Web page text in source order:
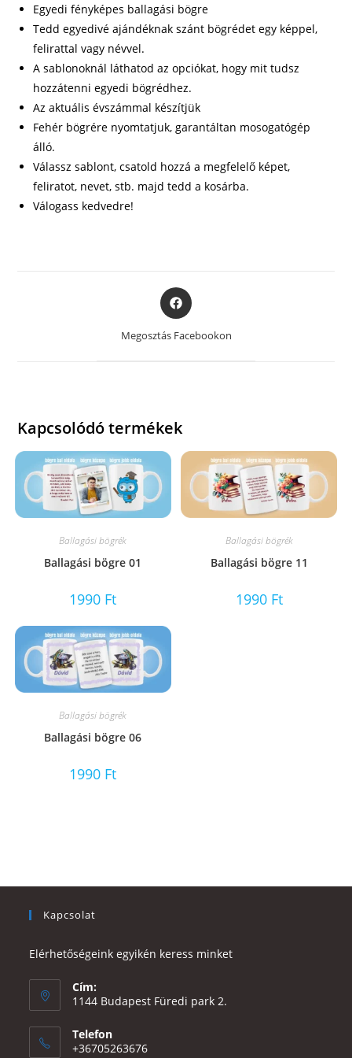
Egyedi fényképes ballagási bögre
Tedd egyedivé ajándéknak szánt bögrédet egy képpel,
felirattal vagy névvel.
A sablonoknál láthatod az opciókat, hogy mit tudsz
hozzátenni egyedi bögrédhez.
Az aktuális évszámmal készítjük
Fehér bögrére nyomtatjuk, garantáltan mosogatógép
álló.
Válassz sablont, csatold hozzá a megfelelő képet,
feliratot, nevet, stb. majd tedd a kosárba.
Válogass kedvedre!
Opens
in
a
Megosztás Facebookon
Kapcsolódó termékek
Ballagási bögrék
Ballagási bögre 01
1990 Ft
Ballagási bögrék
Ballagási bögre 11
1990 Ft
Ballagási bögrék
Ballagási bögre 06
1990 Ft
Kapcsolat
Elérhetőségeink egyikén keress minket
Cím:
1144 Budapest Füredi park 2.
Telefon
+36705263676